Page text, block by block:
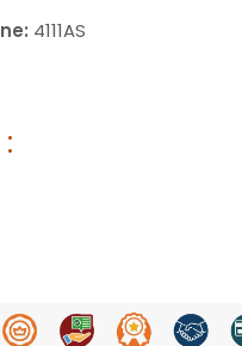
4111AS